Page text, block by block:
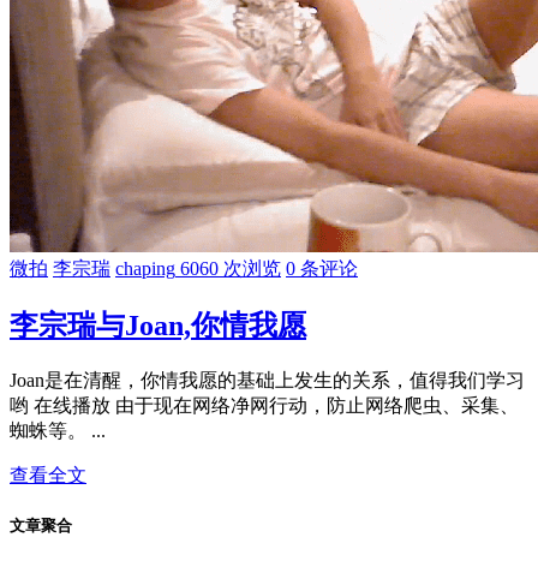
微拍 李宗瑞 chaping 6060 次浏览 0 条评论
李宗瑞与Joan,你情我愿
Joan是在清醒，你情我愿的基础上发生的关系，值得我们学习
哟 在线播放 由于现在网络净网行动，防止网络爬虫、采集、
蜘蛛等。 ...
查看全文
文章聚合